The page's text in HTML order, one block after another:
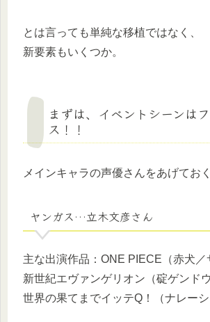
とは言っても単純な移植ではなく、
新要素もいくつか。
まずは、イベントシーンは
ス！！
メインキャラの声優さんをあげてお
ヤンガス…立木文彦さん
主な出演作品：ONE PIECE（赤犬／
新世紀エヴァンゲリオン（碇ゲンドウ
世界の果てまでイッテQ！（ナレーシ